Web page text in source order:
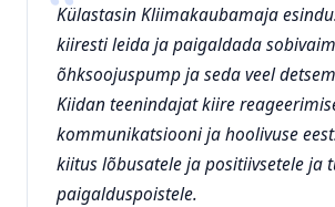
Külastasin Kliimakaubamaja
kiiresti leida ja paigaldada sobivaim
õhksoojuspump ja seda veel
Kiidan teenindajat kiire
kommunikatsiooni ja hoolivuse
kiitus lõbusatele ja positiivsetele ja
paigalduspoistele.